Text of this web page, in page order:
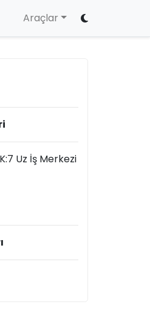
Araçlar
Uz İş Merkezi